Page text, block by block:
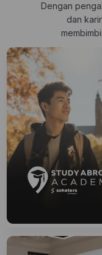
Dengan
dan